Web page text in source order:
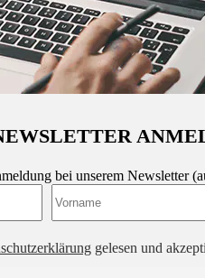
bei unserem Newsletter
gelesen und